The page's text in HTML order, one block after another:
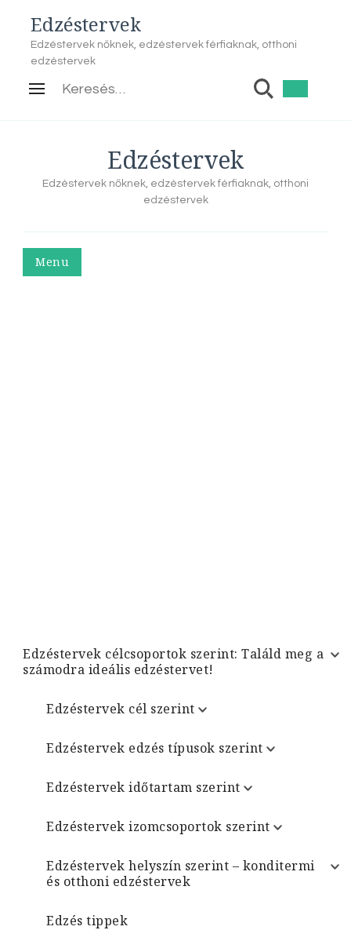
Edzéstervek
Edzéstervek nőknek, edzéstervek férfiaknak, otthoni
edzéstervek
Keresés:
Edzéstervek
Edzéstervek nőknek, edzéstervek férfiaknak, otthoni
edzéstervek
Menu
Edzéstervek célcsoportok szerint: Találd meg a
számodra ideális edzéstervet!
Edzéstervek cél szerint
Edzéstervek edzés típusok szerint
Edzéstervek időtartam szerint
Edzéstervek izomcsoportok szerint
Edzéstervek helyszín szerint – konditermi
és otthoni edzéstervek
Edzés tippek